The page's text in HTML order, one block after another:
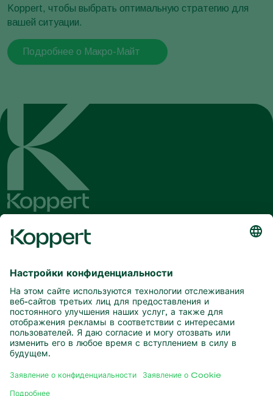
Koppert, чтобы выбрать оптимальную стратегию для
вашей ситуации.
Подробнее о Макро-Майт
и актуальной информации
Подписаться здесь
Партнерство с природой
О компании Koppert